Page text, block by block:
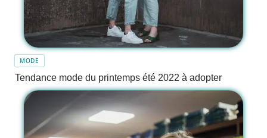
MODE
Tendance mode du printemps été 2022 à adopter